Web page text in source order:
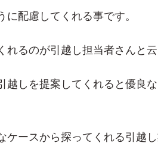
配慮してくれる事です。
るのが引越し担当者さんと云
しを提案してくれると優良
ースから探ってくれる引越